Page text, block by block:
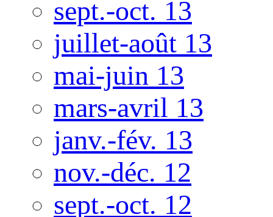
sept.-oct. 13
juillet-août 13
mai-juin 13
mars-avril 13
janv.-fév. 13
nov.-déc. 12
sept.-oct. 12